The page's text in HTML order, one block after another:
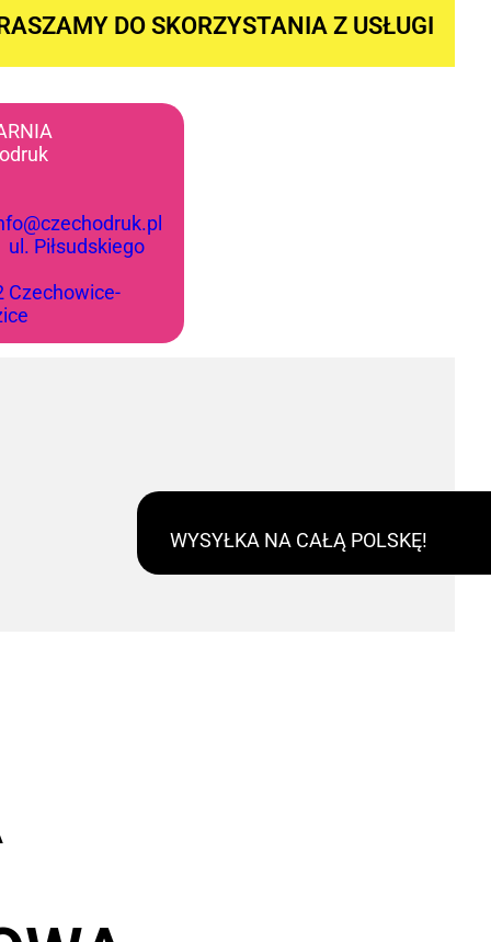
WYSYŁKA NA CAŁĄ POLSKĘ!
DO SKORZYSTANIA Z USŁUGI
ul. Piłsudskiego
Czechowice-